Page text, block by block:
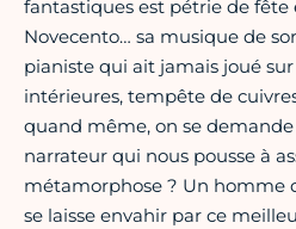
fantastiques est pétrie de fête
Novecento… sa musique de
pianiste qui ait jamais joué
intérieures, tempête de
quand même, on se
narrateur qui nous pousse à
métamorphose ? Un homme
se laisse envahir par ce